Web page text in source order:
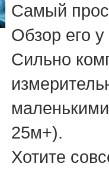
Самый
Обзор его
Сильно
25м+).
Хотите